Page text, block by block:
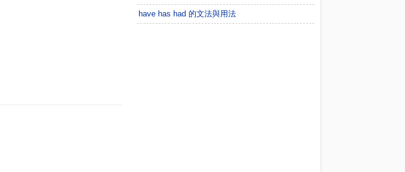
have has had 的文法與用法